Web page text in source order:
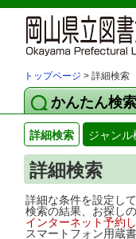
トップページ > 詳細検索
かんたん検索
詳細検索 ジャンル
詳細検索
詳細な条件を設定し
検索の結果、お探し
インターネット予約
スマートフォン用蔵